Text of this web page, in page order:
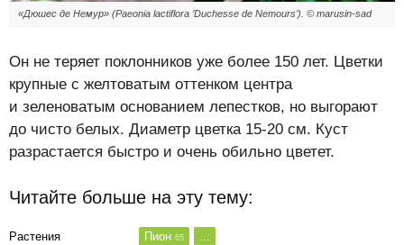
«Дюшес де Немур» (Paeonia lactiflora ’Duchesse de Nemours’). © marusin-sad
Он не теряет поклонников уже более 150 лет. Цветки
крупные с желтоватым оттенком центра
и зеленоватым основанием лепестков, но выгорают
до чисто белых. Диаметр цветка 15-20 см. Куст
разрастается быстро и очень обильно цветет.
Читайте больше на эту тему:
Растения Пион 65 ...